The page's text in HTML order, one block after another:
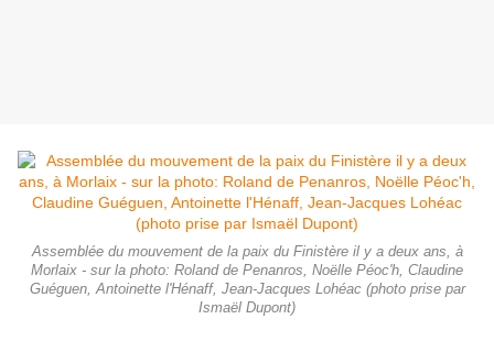
Assemblée du mouvement de la paix du Finistère il y a deux ans, à
Morlaix - sur la photo: Roland de Penanros, Noëlle Péoc'h, Claudine
Guéguen, Antoinette l'Hénaff, Jean-Jacques Lohéac (photo prise par
Ismaël Dupont)